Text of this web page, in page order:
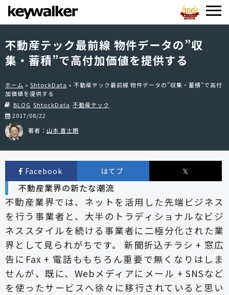
不動産テック最前線 物件データの”収
集・蓄積”で高付加価値を提供する
ホーム » ShtockData » 不動産テック最前線 物件データの”収集・蓄積”で高付
加価値を提供する
BLOG ShtockData 不動産テック
2017/08/22
著者： 山本 喜士朗
Facebook はてブ 𝕏
不動産業界の新たな潮流
不動産業界では、ネットを活用した先端ビジネス
を行う事業者と、大半のトラディショナルなビジ
ネススタイルを続ける事業者に二極分化された業
界として見られがちです。 新聞折込チラシ + 窓広
告にFax + 電話ももちろん重要で無くなりはしま
せんが、既に、Webメディアにメール + SNSなど
を使ったサービスへ徐々に移行されていると思い